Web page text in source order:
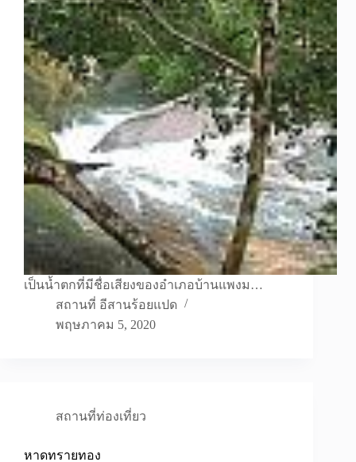
เป็นน้ำตกที่มีชื่อเสียงของอำเภอบ้านแพงม…
สถานที่ อีสานร้อยแปด
พฤษภาคม 5, 2020
สถานที่ท่องเที่ยว
หาดทรายทอง